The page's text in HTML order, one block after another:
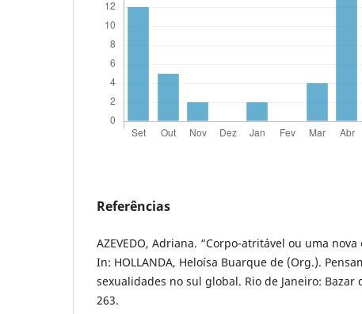
Referências
AZEVEDO, Adriana. “Corpo-atritável ou uma
In: HOLLANDA, Heloísa Buarque de (Org.).
sexualidades no sul global. Rio de Janeiro: Bazar
263.